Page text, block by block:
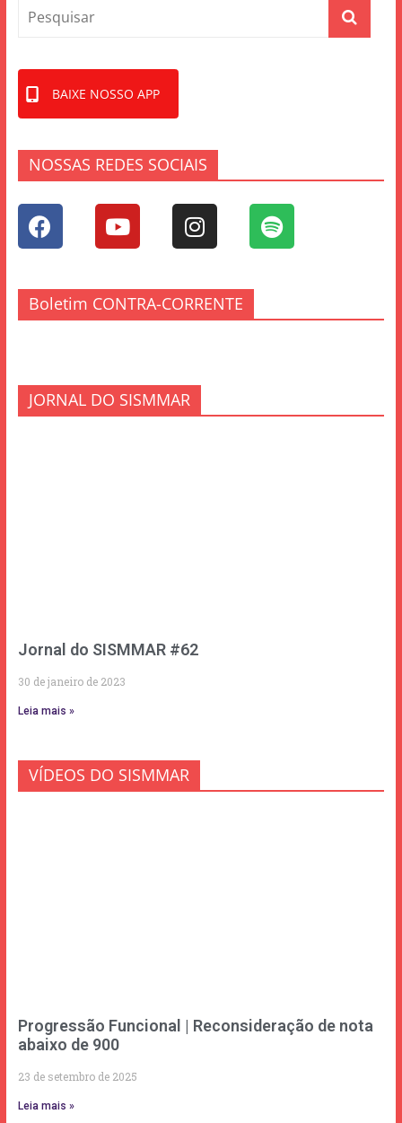
BAIXE NOSSO APP
NOSSAS REDES SOCIAIS
Boletim CONTRA-CORRENTE
JORNAL DO SISMMAR
Jornal do SISMMAR #62
30 de janeiro de 2023
Leia mais »
VÍDEOS DO SISMMAR
Progressão Funcional | Reconsideração de nota
abaixo de 900
23 de setembro de 2025
Leia mais »